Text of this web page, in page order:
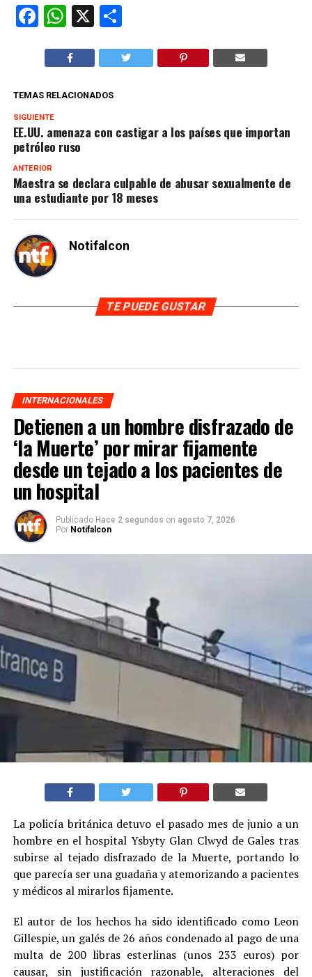
Facebook
WhatsApp
X Compartir
TEMAS RELACIONADOS
SIGUIENTE
EE.UU. amenaza con castigar a los países que importan
petróleo ruso
ANTERIOR
Maestra se declara culpable de abusar sexualmente de
una estudiante por 18 meses
Notifalcon
TE PUEDE GUSTAR
INTERNACIONALES
Detienen a un hombre disfrazado de
‘la Muerte’ por mirar fijamente
desde un tejado a los pacientes de
un hospital
Publicado Hace 2 segundos on agosto 7, 2026
Por Notifalcon
La policía británica detuvo el pasado mes de junio a un
hombre en el hospital Ysbyty Glan Clwyd de Gales tras
subirse al tejado disfrazado de la Muerte, portando lo
que parecía ser una guadaña y atemorizando a pacientes
y médicos al mirarlos fijamente.
El autor de los hechos ha sido identificado como Leon
Gillespie, un galés de 26 años condenado al pago de una
multa de 200 libras esterlinas (unos 233 euros) por
causar, sin justificación razonable, alteraciones del